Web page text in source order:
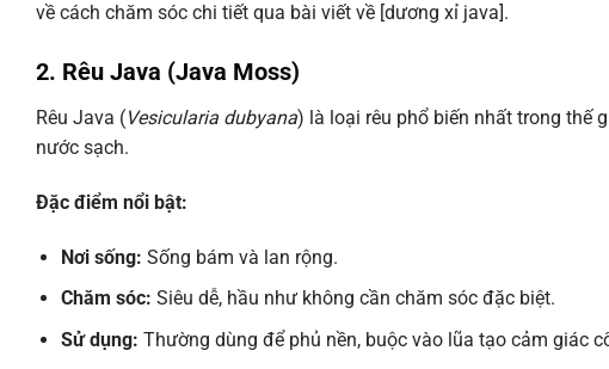
về cách chăm sóc chi tiết qua bài viết về [dương xỉ java].
2. Rêu Java (Java Moss)
Rêu Java (Vesicularia dubyana) là loại rêu phổ biến nhất trong thế
nước sạch.
Đặc điểm nổi bật:
Nơi sống: Sống bám và lan rộng.
Chăm sóc: Siêu dễ, hầu như không cần chăm sóc đặc biệt.
Sử dụng: Thường dùng để phủ nền, buộc vào lũa tạo cảm giác